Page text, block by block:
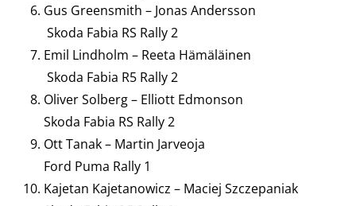
Gus Greensmith – Jonas Andersson
Skoda Fabia RS Rally 2
Emil Lindholm – Reeta Hämäläinen
Skoda Fabia R5 Rally 2
Oliver Solberg – Elliott Edmonson
Skoda Fabia RS Rally 2
Ott Tanak – Martin Jarveoja
Ford Puma Rally 1
Kajetan Kajetanowicz – Maciej Szczepaniak